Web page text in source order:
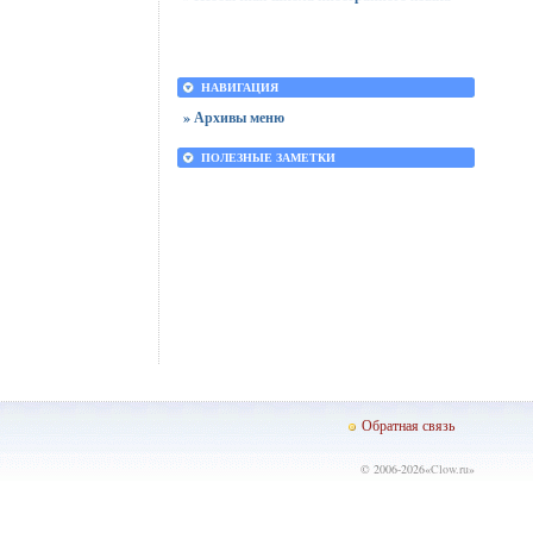
НАВИГАЦИЯ
» Архивы меню
ПОЛЕЗНЫЕ ЗАМЕТКИ
Обратная связь
© 2006-2026«Clow.ru»